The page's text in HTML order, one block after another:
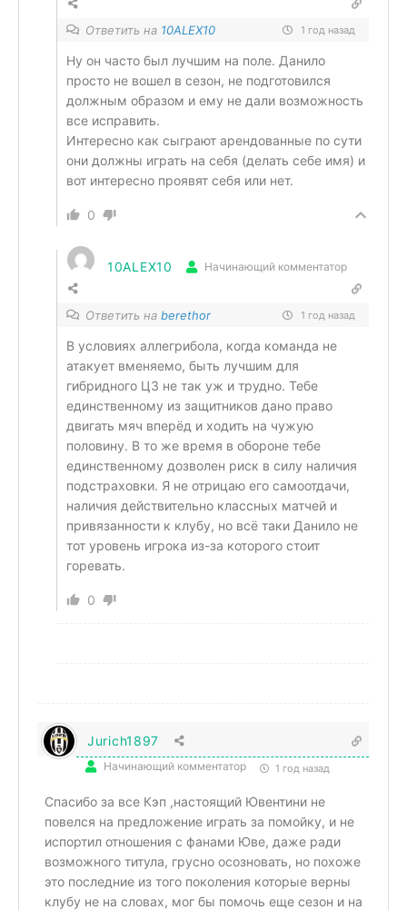
Ответить на 10ALEX10 1 год назад
Ну он часто был лучшим на поле. Данило
просто не вошел в сезон, не подготовился
должным образом и ему не дали возможность
все исправить.
Интересно как сыграют арендованные по сути
они должны играть на себя (делать себе имя) и
вот интересно проявят себя или нет.
0
10ALEX10 Начинающий комментатор
Ответить на berethor 1 год назад
В условиях аллегрибола, когда команда не
атакует вменяемо, быть лучшим для
гибридного ЦЗ не так уж и трудно. Тебе
единственному из защитников дано право
двигать мяч вперёд и ходить на чужую
половину. В то же время в обороне тебе
единственному дозволен риск в силу наличия
подстраховки. Я не отрицаю его самоотдачи,
наличия действительно классных матчей и
привязанности к клубу, но всё таки Данило не
тот уровень игрока из-за которого стоит
горевать.
0
Jurich1897
Начинающий комментатор 1 год назад
Спасибо за все Кэп ,настоящий Ювентини не
повелся на предложение играть за помойку, и не
испортил отношения с фанами Юве, даже ради
возможного титула, грусно осозновать, но похоже
это последние из того поколения которые верны
клубу не на словах, мог бы помочь еще сезон и на